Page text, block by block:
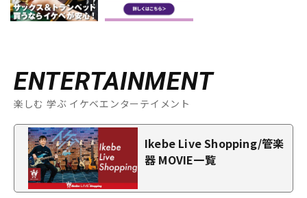
ENTERTAINMENT
楽しむ 学ぶ イケベエンターテイメント
Ikebe Live Shopping/管楽
器 MOVIE一覧